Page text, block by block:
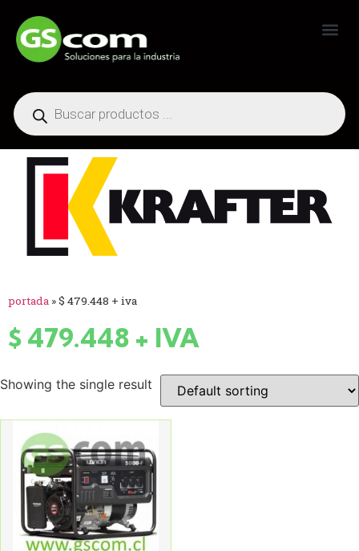
portada »$ 479.448 + iva
$ 479.448 + IVA
Showing the single result